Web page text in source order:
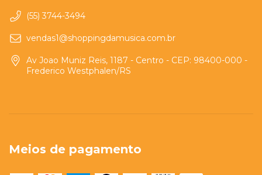
(55) 3744-3494
vendas1@shoppingdamusica.com.br
Av Joao Muniz Reis, 1187 - Centro - CEP: 98400-000 -
Frederico Westphalen/RS
Meios de pagamento